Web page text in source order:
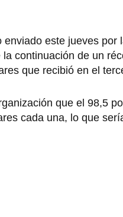
enviado este jueves
continuación de un
que recibió en el
que el 98,5
cada una, lo que